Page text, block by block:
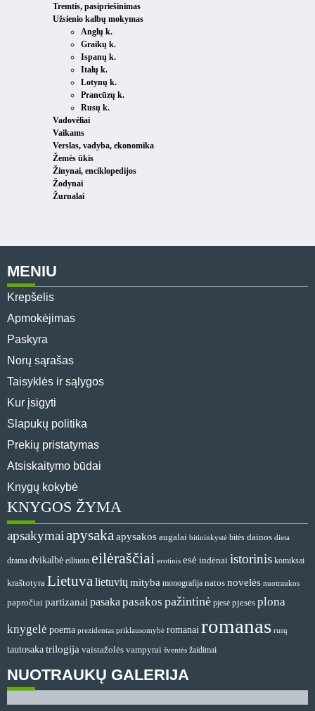
Tremtis, pasipriešinimas
Užsienio kalbų mokymas
Anglų k.
Graikų k.
Ispanų k.
Italų k.
Lotynų k.
Prancūzų k.
Rusų k.
Vadovėliai
Vaikams
Verslas, vadyba, ekonomika
Žemės ūkis
Žinynai, enciklopedijos
Žodynai
Žurnalai
MENIU
Krepšelis
Apmokėjimas
Paskyra
Norų sąrašas
Taisyklės ir sąlygos
Kur įsigyti
Slapukų politika
Prekių pristatymas
Atsiskaitymo būdai
Knygų kokybė
NUOTRAUKŲ GALERIJA
KNYGOS ŽYMA
apsakymai apysaka apysakos augalai bitininkystė bitės dainos dieta
drama dvikalbė eiliuota eilėraščiai erotinis esė indėnai istorinis komiksai
kraštotyra Lietuva lietuvių mityba monografija natos novelės nuotraukos
papročiai partizanai pasaka pasakos pažintinė pjesė pjesės plona
knygelė poema prezidentas priklausomybė romanai romanas rusų
tautosakatrilogija vaistažolės vampyrai šventės žaidimai